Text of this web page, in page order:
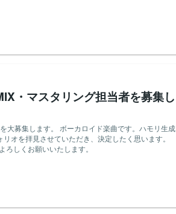
っており、高品質な音声データを納品できる方。
迎条件】 ・菓子や食品関連
レーターとしての活動実績をお持ちの方。 ・納期
で 君だけが僕の居場所だった 2番 少しずつ
だ一度も知らなくて 不安になるたび笑っ
「好き」を君に届けたい アウトロ 電源を
・マスタリング担当者を募集し
大募集します。 ボーカロイド楽曲です。ハモリ生成
オを拝見させていただき、決定したく思います。
しくお願いいたします。